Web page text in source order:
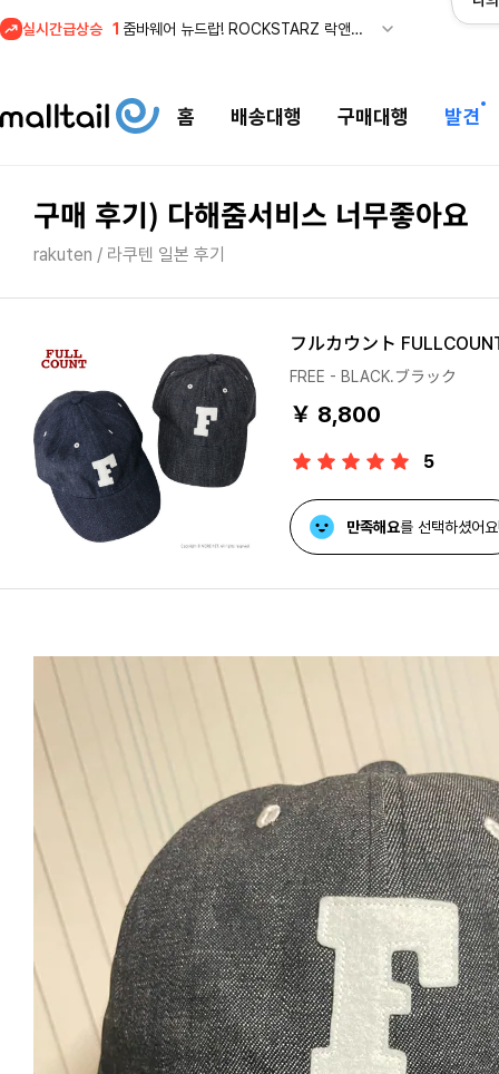
실시간급상승
4
메이시스) 폴로, 타미힐피거 등 인기 키즈 브랜드 최대 50% 할인!
홈 배송대행 구매대행 발견
구매 후기) 다해줌서비스 너무좋아요
rakuten / 라쿠텐 일본 후기
フルカウント
FREE - BLACK.ブラック
￥ 8,800
5
만족해요를 선택하셨어